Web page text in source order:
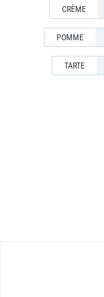
CRÈME
POMME
TARTE